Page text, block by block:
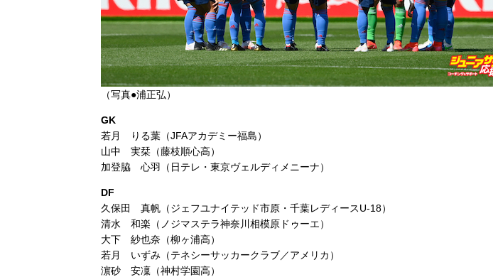
（写真●浦正弘）
GK
若月 りる葉（JFAアカデミー福島）
山中 実栞（藤枝順心高）
加登脇 心羽（日テレ・東京ヴェルディメニーナ）
DF
久保田 真帆（ジェフユナイテッド市原・千葉レディースU-18）
清水 和楽（ノジマステラ神奈川相模原ドゥーエ）
大下 紗也奈（柳ヶ浦高）
若月 いずみ（テネシーサッカークラブ／アメリカ）
濵砂 安凜（神村学園高）